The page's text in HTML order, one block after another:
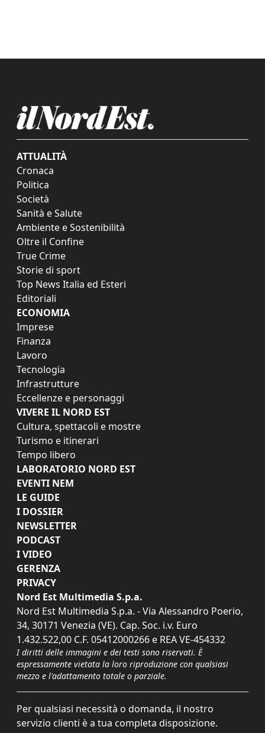
ATTUALITÀ
Cronaca
Politica
Società
Sanità e Salute
Ambiente e Sostenibilità
Oltre il Confine
True Crime
Storie di sport
Top News Italia ed Esteri
Editoriali
ECONOMIA
Imprese
Finanza
Lavoro
Tecnologia
Infrastrutture
Eccellenze e personaggi
VIVERE IL NORD EST
Cultura, spettacoli e mostre
Turismo e itinerari
Tempo libero
LABORATORIO NORD EST
EVENTI NEM
LE GUIDE
I DOSSIER
NEWSLETTER
PODCAST
I VIDEO
GERENZA
PRIVACY
Nord Est Multimedia S.p.a.
Nord Est Multimedia S.p.a. - Via Alessandro Poerio,
34, 30171 Venezia (VE). Cap. Soc. i.v. Euro
1.432.522,00 C.F. 05412000266 e REA VE-454332
I diritti delle immagini e dei testi sono riservati. È
espressamente vietata la loro riproduzione con qualsiasi
mezzo e l'adattamento totale o parziale.
Per qualsiasi necessità o domanda, il nostro
servizio clienti è a tua completa disposizione.